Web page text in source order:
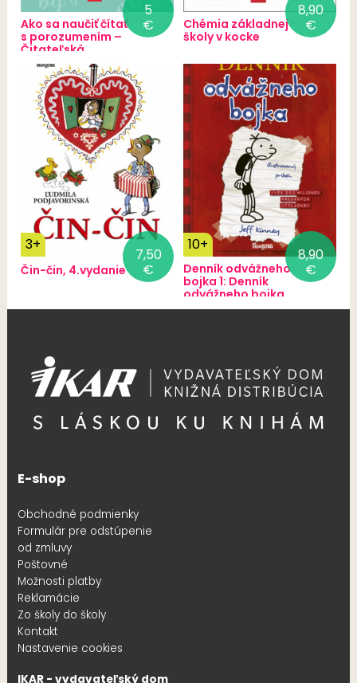
5
€
Ako sa naučiť čítať
s porozumením –
Čitateľská
gramotnosť pre
5.-6. ročník ZŠ
8,90
€
Chémia základnej
školy v kocke
3+
7,50
€
Čin-čin, 4.vydanie
10+
8,90
€
Denník odvážneho
bojka 1: Denník
odvážneho bojka,
3. vydanie
E-shop
Obchodné podmienky
Formulár pre odstúpenie
od zmluvy
Poštovné
Možnosti platby
Reklamácie
Zo školy do školy
Kontakt
Nastavenie cookies
IKAR - vydavateľský dom